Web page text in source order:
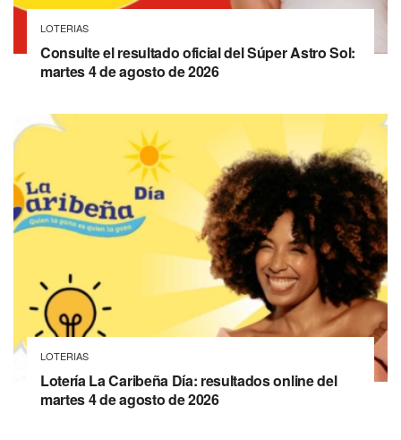
LOTERIAS
Consulte el resultado oficial del Súper Astro Sol:
martes 4 de agosto de 2026
LOTERIAS
Lotería La Caribeña Día: resultados online del
martes 4 de agosto de 2026